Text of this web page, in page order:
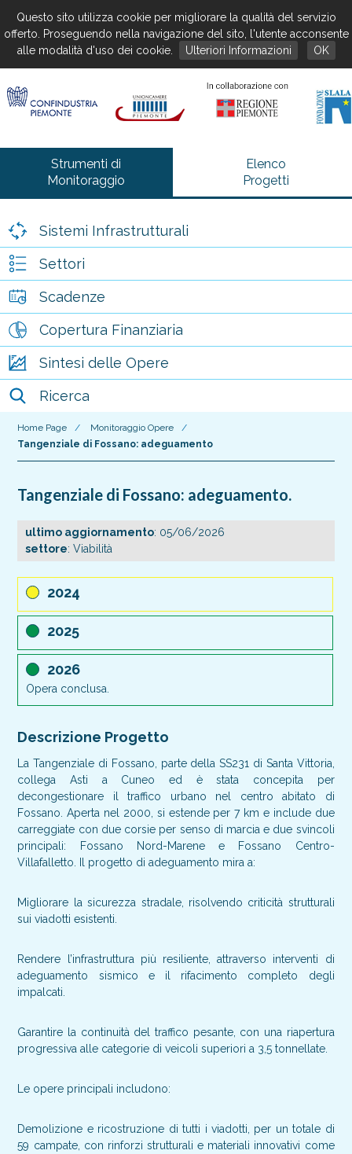
Strumenti di
Monitoraggio
Elenco
Progetti
Sistemi Infrastrutturali
Settori
Scadenze
Copertura Finanziaria
Sintesi delle Opere
Ricerca
Home Page / Monitoraggio Opere
/
Tangenziale di Fossano: adeguamento
Tangenziale di Fossano: adeguamento.
ultimo aggiornamento: 05/06/2026
settore: Viabilità
2024
2025
2026
Opera conclusa.
Descrizione Progetto
La Tangenziale di Fossano, parte della SS231 di Santa Vittoria,
collega Asti a Cuneo ed è stata concepita per
decongestionare il traffico urbano nel centro abitato di
Fossano. Aperta nel 2000, si estende per 7 km e include due
carreggiate con due corsie per senso di marcia e due svincoli
principali: Fossano Nord-Marene e Fossano Centro-
Villafalletto. Il progetto di adeguamento mira a:
Migliorare la sicurezza stradale, risolvendo criticità strutturali
sui viadotti esistenti.
Rendere l’infrastruttura più resiliente, attraverso interventi di
adeguamento sismico e il rifacimento completo degli
impalcati.
Garantire la continuità del traffico pesante, con una riapertura
progressiva alle categorie di veicoli superiori a 3,5 tonnellate.
Le opere principali includono:
Demolizione e ricostruzione di tutti i viadotti, per un totale di
59 campate, con rinforzi strutturali e materiali innovativi come
Questo sito utilizza cookie per migliorare la qualità del servizio
offerto. Proseguendo nella navigazione del sito, l'utente acconsente
alle modalità d'uso dei cookie.
Ulteriori Informazioni OK